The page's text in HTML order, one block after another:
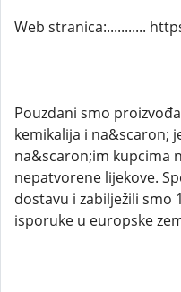
Web stranica:...........
Pouzdani smo
kemikalija i na&scaron;
na&scaron;im kupcima
nepatvorene lijekove.
dostavu i zabilježili smo
isporuke u europske